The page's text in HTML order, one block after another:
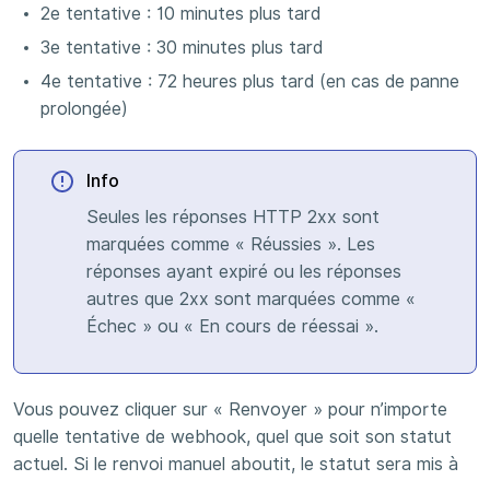
2e tentative : 10 minutes plus tard
3e tentative : 30 minutes plus tard
4e tentative : 72 heures plus tard (en cas de panne
prolongée)
Info
Seules les réponses HTTP 2xx sont
marquées comme « Réussies ». Les
réponses ayant expiré ou les réponses
autres que 2xx sont marquées comme «
Échec » ou « En cours de réessai ».
Vous pouvez cliquer sur « Renvoyer » pour n’importe
quelle tentative de webhook, quel que soit son statut
actuel. Si le renvoi manuel aboutit, le statut sera mis à